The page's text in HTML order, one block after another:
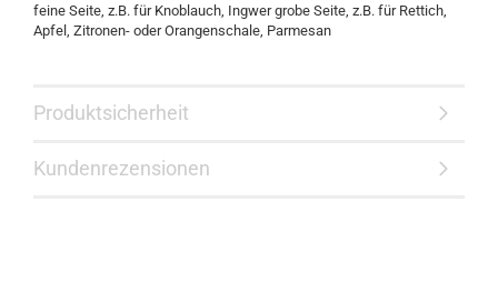
feine Seite, z.B. für Knoblauch, Ingwer grobe Seite, z.B. für Rettich,
Apfel, Zitronen- oder Orangenschale, Parmesan
Produktsicherheit
Kundenrezensionen